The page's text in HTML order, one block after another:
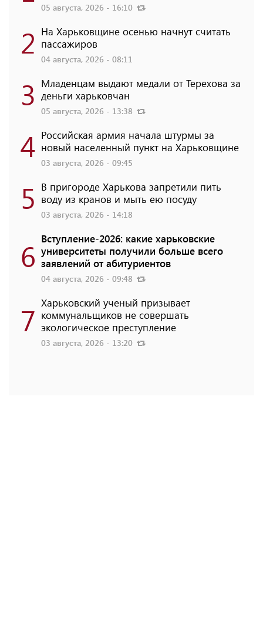
05 августа, 2026 - 16:10
2 На Харьковщине осенью начнут считать
пассажиров
04 августа, 2026 - 08:11
3 Младенцам выдают медали от Терехова за
деньги харьковчан
05 августа, 2026 - 13:38
4 Российская армия начала штурмы за
новый населенный пункт на Харьковщине
03 августа, 2026 - 09:45
5 В пригороде Харькова запретили пить
воду из кранов и мыть ею посуду
03 августа, 2026 - 14:18
6 Вступление-2026: какие харьковские
университеты получили больше всего
заявлений от абитуриентов
04 августа, 2026 - 09:48
7 Харьковский ученый призывает
коммунальщиков не совершать
экологическое преступление
03 августа, 2026 - 13:20